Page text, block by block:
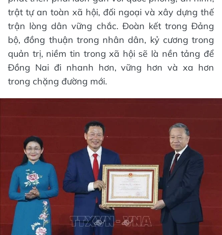
trật tự an toàn xã hội, đối ngoại và xây dựng thế
trận lòng dân vững chắc. Đoàn kết trong Đảng
bộ, đồng thuận trong nhân dân, kỷ cương trong
quản trị, niềm tin trong xã hội sẽ là nền tảng để
Đồng Nai đi nhanh hơn, vững hơn và xa hơn
trong chặng đường mới.